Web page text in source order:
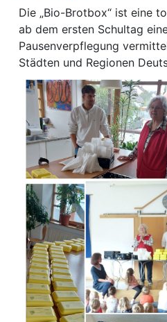
Die „Bio-Brotbox“ ist eine
ab dem ersten Schultag
Pausenverpflegung
Städten und Regionen